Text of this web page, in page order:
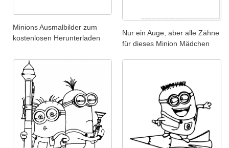
Minions Ausmalbilder zum
kostenlosen Herunterladen
Nur ein Auge, aber alle Zähne
für dieses Minion Mädchen